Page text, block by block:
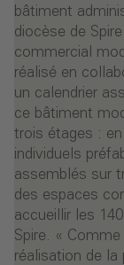
bâtiment
diocèse de
commercial
réalisé en
un calendrier
ce bâtiment
trois étages :
individuels
assemblés sur
des espaces
accueillir les
Spire. «
réalisation de la